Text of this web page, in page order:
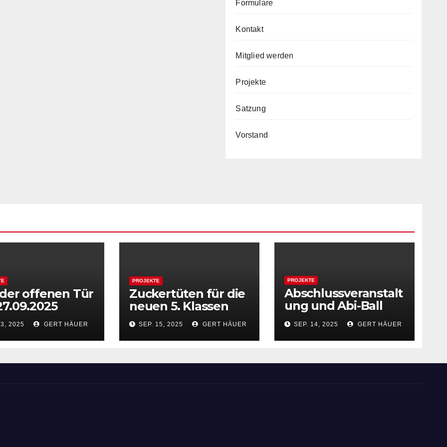
Formulare
Kontakt
Mitglied werden
Projekte
Satzung
Vorstand
offenen Tür
2025 GERT HÄUER
PROJEKTE
Zuckertüten für die
neuen 5. Klassen
SEP. 15, 2025 GERT HÄUER
PROJEKTE
Abschlussveranstalt
ung und Abi-Ball
des LGHE
SEP. 14, 2025 GERT HÄUER